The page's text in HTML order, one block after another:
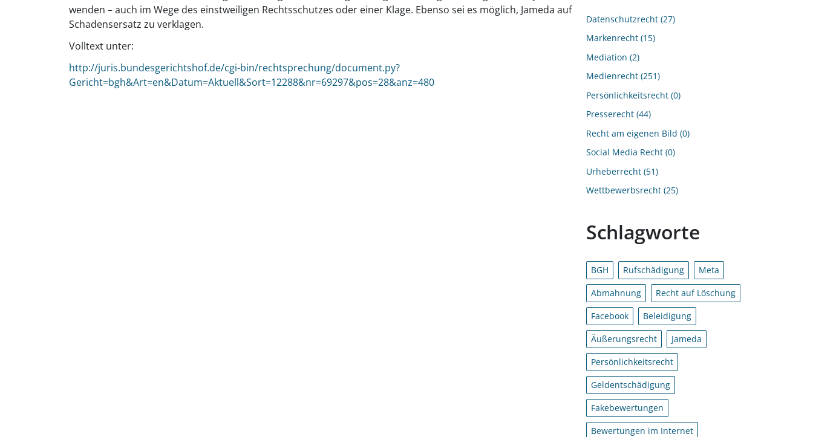
wenden – auch im Wege des einstweiligen Rechtsschutzes oder einer Klage. Ebenso sei es möglich, Jameda auf
Schadensersatz zu verklagen.
Volltext unter:
http://juris.bundesgerichtshof.de/cgi-bin/rechtsprechung/document.py?
Gericht=bgh&Art=en&Datum=Aktuell&Sort=12288&nr=69297&pos=28&anz=480
Datenschutzrecht 27
Markenrecht 15
Mediation 2
Medienrecht 251
Persönlichkeitsrecht 0
Presserecht 44
Recht am eigenen Bild 0
Social Media Recht 0
Urheberrecht 51
Wettbewerbsrecht 25
Schlagworte
BGH Rufschädigung
Meta
Abmahnung
Recht auf Löschung
Facebook
Beleidigung
Äußerungsrecht
Jameda
Persönlichkeitsrecht
Geldentschädigung
Fakebewertungen
Bewertungen im Internet